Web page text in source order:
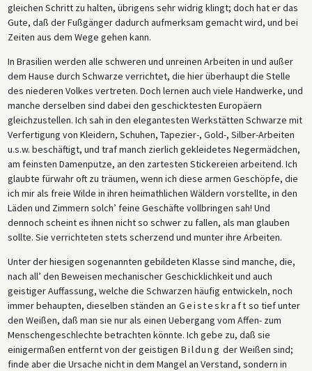
gleichen Schritt zu halten, übrigens sehr widrig klingt; doch hat er das
Gute, daß der Fußgänger dadurch aufmerksam gemacht wird, und bei
Zeiten aus dem Wege gehen kann.
In Brasilien werden alle schweren und unreinen Arbeiten in und außer
dem Hause durch Schwarze verrichtet, die hier überhaupt die Stelle
des niederen Volkes vertreten. Doch lernen auch viele Handwerke, und
manche derselben sind dabei den geschicktesten Europäern
gleichzustellen. Ich sah in den elegantesten Werkstätten Schwarze mit
Verfertigung von Kleidern, Schuhen, Tapezier-, Gold-, Silber-Arbeiten
u.s.w. beschäftigt, und traf manch zierlich gekleidetes Negermädchen,
am feinsten Damenputze, an den zartesten Stickereien arbeitend. Ich
glaubte fürwahr oft zu träumen, wenn ich diese armen Geschöpfe, die
ich mir als freie Wilde in ihren heimathlichen Wäldern vorstellte, in den
Läden und Zimmern solch’ feine Geschäfte vollbringen sah! Und
dennoch scheint es ihnen nicht so schwer zu fallen, als man glauben
sollte. Sie verrichteten stets scherzend und munter ihre Arbeiten.
Unter der hiesigen sogenannten gebildeten Klasse sind manche, die,
nach all’ den Beweisen mechanischer Geschicklichkeit und auch
geistiger Auffassung, welche die Schwarzen häufig entwickeln, noch
immer behaupten, dieselben ständen an Geisteskraft so tief unter
den Weißen, daß man sie nur als einen Uebergang vom Affen- zum
Menschengeschlechte betrachten könnte. Ich gebe zu, daß sie
einigermaßen entfernt von der geistigen Bildung der Weißen sind;
finde aber die Ursache nicht in dem Mangel an Verstand, sondern in